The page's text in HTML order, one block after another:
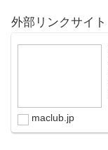
外部リンクサイト
maclub.jp